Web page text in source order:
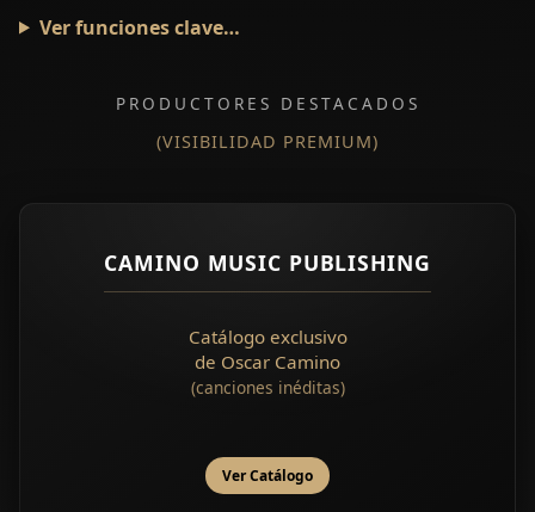
Ver funciones clave…
PRODUCTORES DESTACADOS
(VISIBILIDAD PREMIUM)
CAMINO MUSIC PUBLISHING
Catálogo exclusivo
de Oscar Camino
(canciones inéditas)
Ver Catálogo